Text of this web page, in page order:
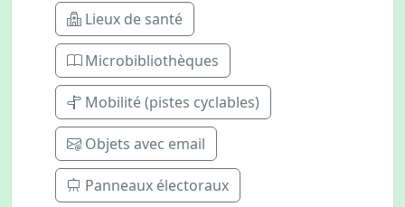
Lieux de santé
Microbibliothèques
Mobilité (pistes cyclables)
Objets avec email
Panneaux électoraux